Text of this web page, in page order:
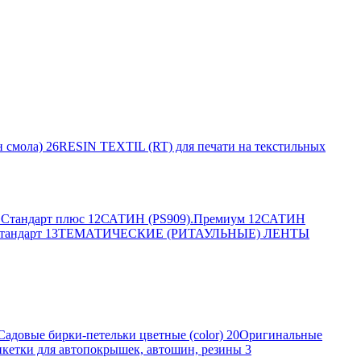
смола) 26RESIN TEXTIL (RT) для печати на текстильных
плюс 12САТИН (PS909).Премиум 12САТИН
13ТЕМАТИЧЕСКИЕ (РИТАУЛЬНЫЕ) ЛЕНТЫ
бирки-петельки цветные (color) 20Оригинальные
для автопокрышек, автошин, резины 3